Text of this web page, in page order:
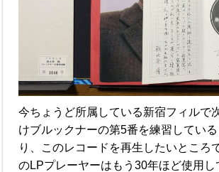
今ちょうど所属している新宿フィルで
けブルックナーの第5番を練習してい
り、このレコードを再生したいところ
のLPプレーヤーはもう30年ほど使用し